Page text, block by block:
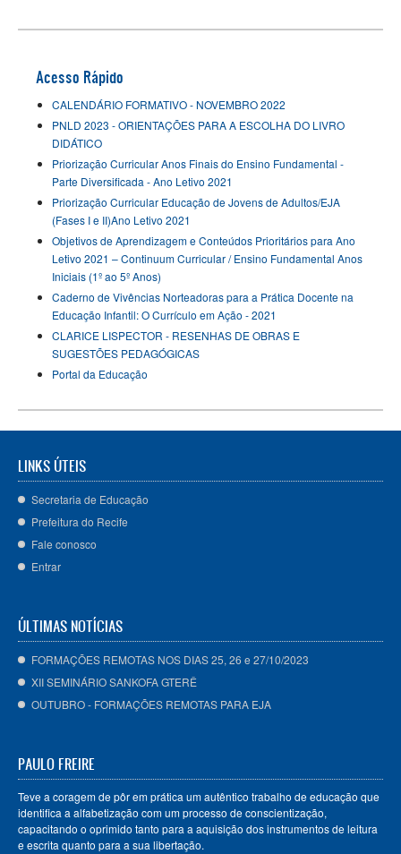
Acesso Rápido
CALENDÁRIO FORMATIVO - NOVEMBRO 2022
PNLD 2023 - ORIENTAÇÕES PARA A ESCOLHA DO LIVRO
DIDÁTICO
Priorização Curricular Anos Finais do Ensino Fundamental -
Parte Diversificada - Ano Letivo 2021
Priorização Curricular Educação de Jovens de Adultos/EJA
(Fases I e II)Ano Letivo 2021
Objetivos de Aprendizagem e Conteúdos Prioritários para Ano
Letivo 2021 – Continuum Curricular / Ensino Fundamental Anos
Iniciais (1º ao 5º Anos)
Caderno de Vivências Norteadoras para a Prática Docente na
Educação Infantil: O Currículo em Ação - 2021
CLARICE LISPECTOR - RESENHAS DE OBRAS E
SUGESTÕES PEDAGÓGICAS
Portal da Educação
LINKS ÚTEIS
Secretaria de Educação
Prefeitura do Recife
Fale conosco
Entrar
ÚLTIMAS NOTÍCIAS
FORMAÇÕES REMOTAS NOS DIAS 25, 26 e 27/10/2023
XII SEMINÁRIO SANKOFA GTERÊ
OUTUBRO - FORMAÇÕES REMOTAS PARA EJA
PAULO FREIRE
Teve a coragem de pôr em prática um autêntico trabalho de educação que
identifica a alfabetização com um processo de conscientização,
capacitando o oprimido tanto para a aquisição dos instrumentos de leitura
e escrita quanto para a sua libertação.